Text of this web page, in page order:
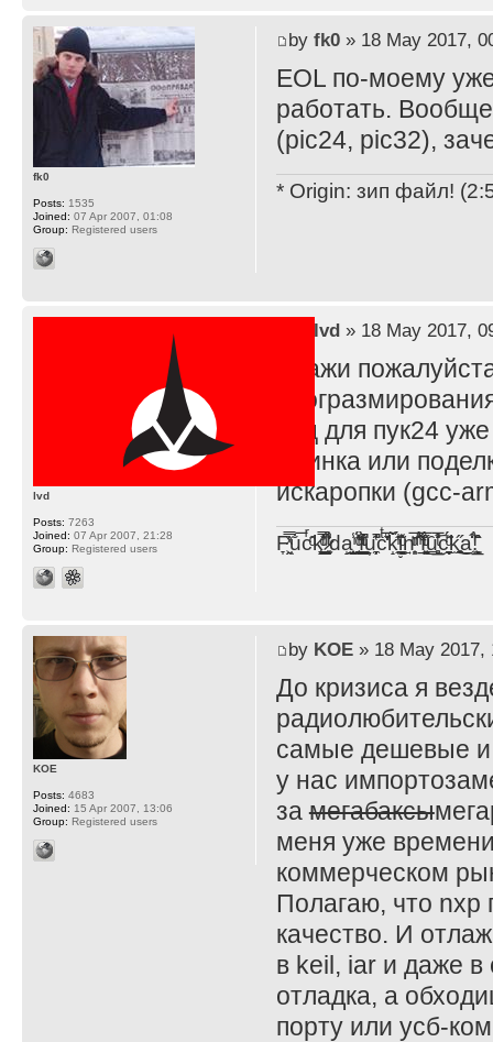
by fk0» 18 May 2017,
EOL по-моему
работать.
(pic24, pic32),
* Origin: зип файл!
fk0
Posts: 1535
Joined: 07 Apr 2007, 01:08
Group: Registered users
lvd» 18 May 2017,
Скажи
Гцц для пук24
жлинка или
искаропки (gcc-
F̞͖̭̿̔ͯu̐̅cͬ̑ͩk̨̤̳͇̮̭̪̠̽̿̓̆ͭͩ ̷̩̰͎̩͓̘̾̀ͬ̊ͭ͛ͅda̝̺͙̬͎̝̾͟ ̰̜̝̯͉̯̖̓̎́ͨ̽ͫ͟f̟͇̭̀ͬͨͭ̐̚u̹̼̹̗̞͑̔͂͐̚cͭ̅̊̆̒̆ǩ̝̩̯́ͥ̔̍̑ḭ͓͍̳̬ͦ̽͂n͍͎͈̈̅ͩͬ ̊ͫ̂̾̑̈́f̲͚͉͓͗̋́ͧͦ̅ȗ͇̲̻͈̲̅̎͗͒ͭ͡c̬̟̠̹̯̈́ͩ͘ͅk̫̠̻̋͜a̲͒̾̇!͙͕̺͉̗̩̲̂̏̄̀
lvd
Posts: 7263
Joined: 07 Apr 2007, 21:28
Group: Registered users
by KOE» 18 May 2017,
До кризиса я
самые дешевые и
у нас
замегабаксы
меня уже
коммерческом
Полагаю, что nxp
качество. И
в keil, iar и даже в
отладка, а
порту или усб-
KOE
Posts: 4683
Joined: 15 Apr 2007, 13:06
Group: Registered users